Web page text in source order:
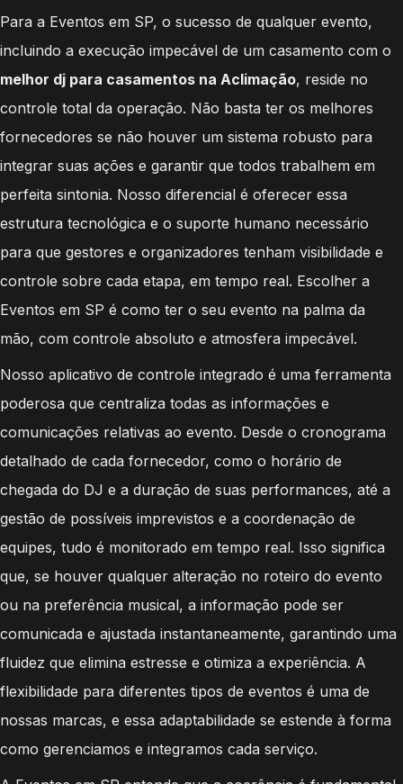
Para a Eventos em SP, o sucesso de qualquer evento,
incluindo a execução impecável de um casamento com o
melhor dj para casamentos na Aclimação, reside no
controle total da operação. Não basta ter os melhores
fornecedores se não houver um sistema robusto para
integrar suas ações e garantir que todos trabalhem em
perfeita sintonia. Nosso diferencial é oferecer essa
estrutura tecnológica e o suporte humano necessário
para que gestores e organizadores tenham visibilidade e
controle sobre cada etapa, em tempo real. Escolher a
Eventos em SP é como ter o seu evento na palma da
mão, com controle absoluto e atmosfera impecável.
Nosso aplicativo de controle integrado é uma ferramenta
poderosa que centraliza todas as informações e
comunicações relativas ao evento. Desde o cronograma
detalhado de cada fornecedor, como o horário de
chegada do DJ e a duração de suas performances, até a
gestão de possíveis imprevistos e a coordenação de
equipes, tudo é monitorado em tempo real. Isso significa
que, se houver qualquer alteração no roteiro do evento
ou na preferência musical, a informação pode ser
comunicada e ajustada instantaneamente, garantindo uma
fluidez que elimina estresse e otimiza a experiência. A
flexibilidade para diferentes tipos de eventos é uma de
nossas marcas, e essa adaptabilidade se estende à forma
como gerenciamos e integramos cada serviço.